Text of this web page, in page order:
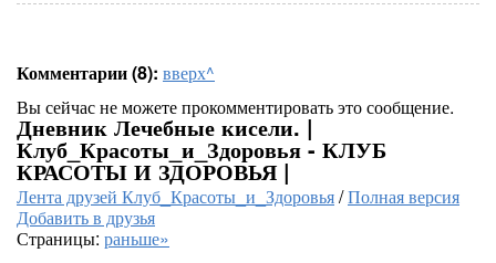
Комментарии (8): вверх^
Вы сейчас не можете прокомментировать это сообщение.
Дневник Лечебные кисели. |
Клуб_Красоты_и_Здоровья - КЛУБ
КРАСОТЫ И ЗДОРОВЬЯ |
Лента друзей Клуб_Красоты_и_Здоровья/Полная версия
Добавить в друзья
Страницы: раньше»